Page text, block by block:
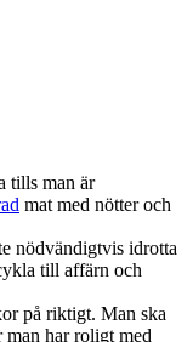
tills man är
mat med nötter och
nödvändigtvis idrotta
till affärn och
på riktigt. Man ska
man har roligt med